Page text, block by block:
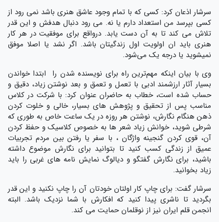
سرشار اذعان کرد: کسی که با تمام وجود عاشق هنری باشد نمی رود از
کسی بپرسد من استعداد دارم یا نه. می رود دنبال هدفش و این قدر
تلاش می کند تا به آن دست یابد. درواقع برای موفقیت در هر کار
هنری باید ان اولویت اول زندگیتان باشد. اگر نشد یا اصلا موفق
نمیشوید یا درجه یک می‌شود.
وی با بیان اینکه مهم‌ترین راه برای نویسنده شدن را ابتدا خواندن
بسیار آثار ارزشمند ادبی با تعمل و تعمق و بعد نوشتن زیاد، دقیق و
حساب شده است، خطاب به حاضران عنوان کرد: با شرکت در کلاس
مناسب پس از تحقیق و پژوهش های بسیار، خالی و خلوت کردن
ذهن هنگام نگارش، نوشتن هر روزه در یک ساعت خاص به طوری که
شرطی شوید، خوانش زیاد شعر ها به خصوص کلاسیک و حفظ کردن
آن، قوی کردن گنجینه واژگان ، با سفر یا رفتن بین مردم تجربیات
عمیق از زندگی کسب کنید تا بتوانید برای نگارش موضوع داشته
باشید، برای نگارش گفتگو و دیالوگ نمایش نامه های غربی را باید
زیاد بخوانید.
سرشار گفت: برای چاپ کار اولتان خودتان آن را چاپ نکنید و این قدر
بگردید تا ناشری پیدا کنید که افکارش با شما نزدیک باشد. البته
انجمن قلم ایران نیز از نوقلمان حمایت می کند.